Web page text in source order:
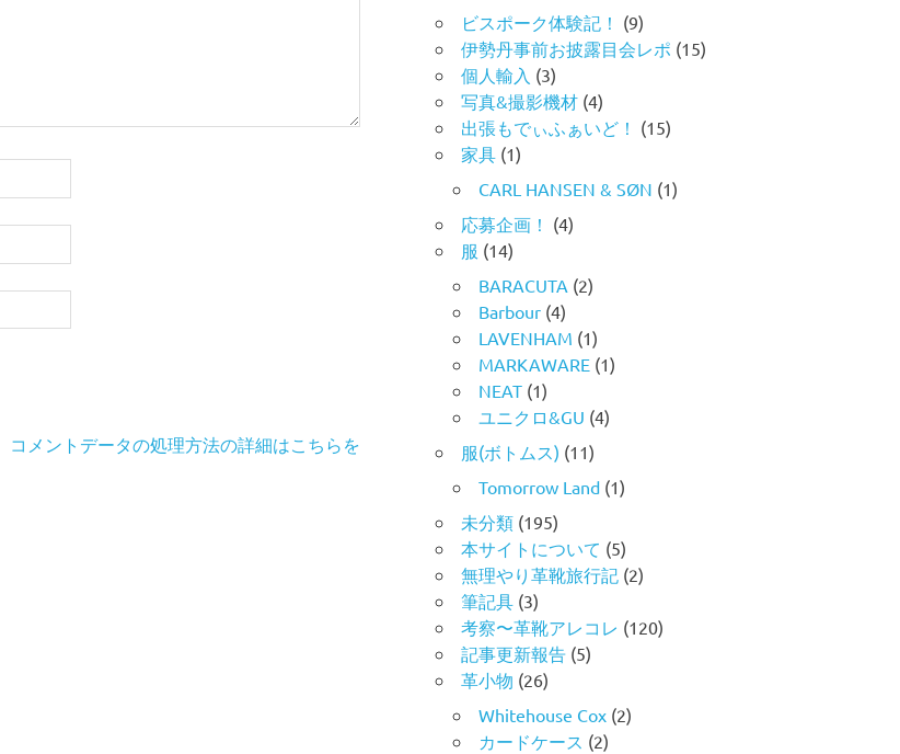
コメントデータの処理方法の詳細はこちらを
ビスポーク体験記！ (9)
伊勢丹事前お披露目会レポ (15)
個人輸入 (3)
写真&撮影機材 (4)
出張もでぃふぁいど！ (15)
家具 (1)
CARL HANSEN & SØN (1)
応募企画！ (4)
服 (14)
BARACUTA (2)
Barbour (4)
LAVENHAM (1)
MARKAWARE (1)
NEAT (1)
ユニクロ&GU (4)
服(ボトムス) (11)
Tomorrow Land (1)
未分類 (195)
本サイトについて (5)
無理やり革靴旅行記 (2)
筆記具 (3)
考察〜革靴アレコレ (120)
記事更新報告 (5)
革小物 (26)
Whitehouse Cox (2)
カードケース (2)